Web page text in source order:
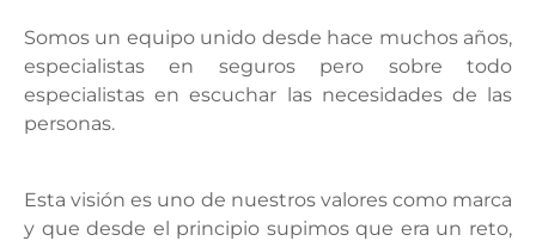
Somos un equipo unido desde hace muchos años,
especialistas en seguros pero sobre todo
especialistas en escuchar las necesidades de las
personas.
Esta visión es uno de nuestros valores como marca
y que desde el principio supimos que era un reto,